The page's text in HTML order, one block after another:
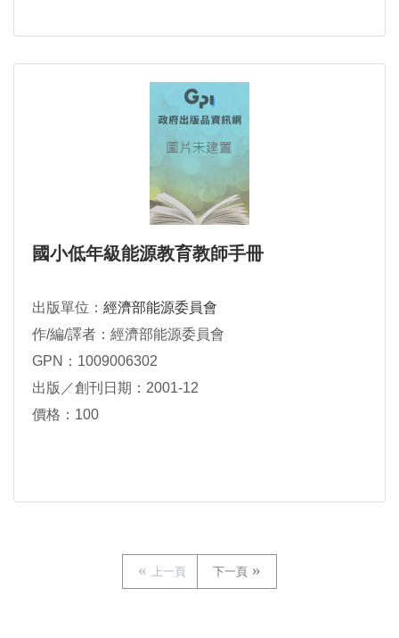
國小低年級能源教育教師手冊
出版單位： 經濟部能源委員會
作/編/譯者：經濟部能源委員會
GPN：1009006302
出版／創刊日期：2001-12
價格：100
上一頁 下一頁